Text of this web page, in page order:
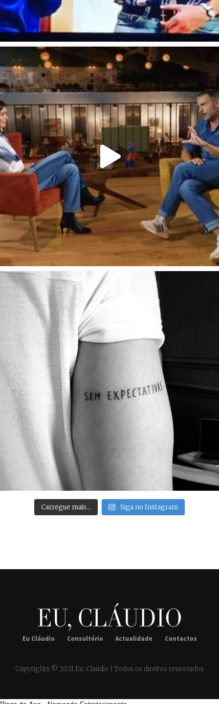
Carregue mais… Siga no Instagram
Eu Cláudio Consultório Actualidade Contactos
Copyrights © 2021 Eu, Claúdio | Todos os direitos reservados